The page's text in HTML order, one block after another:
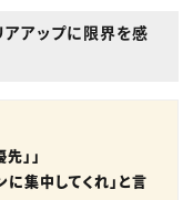
メディア
アップに限界を感
」」
に集中してくれ」と言